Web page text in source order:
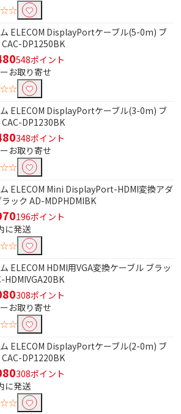
ELECOM DisplayPortケーブル(5-0m) ブ
CAC-DP1250BK
548ポイント
お取り寄せ
ELECOM DisplayPortケーブル(3-0m) ブ
CAC-DP1230BK
348ポイント
お取り寄せ
ELECOM Mini DisplayPort-HDMI変換アダ
ック AD-MDPHDMIBK
196ポイント
に発送
ELECOM HDMI用VGA変換ケーブル ブラッ
HDMIVGA20BK
308ポイント
お取り寄せ
ELECOM DisplayPortケーブル(2-0m) ブ
CAC-DP1220BK
308ポイント
に発送
条件で絞り込む
で絞り込む
ェックを入れると、指定したワード
索します。
む